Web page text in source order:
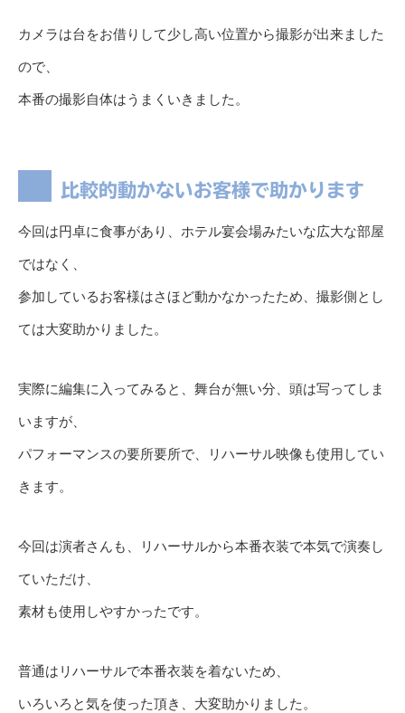
カメラは台をお借りして少し高い位置から撮影が出来ました
ので、
本番の撮影自体はうまくいきました。
比較的動かないお客様で助かります
今回は円卓に食事があり、ホテル宴会場みたいな広大な部屋
ではなく、
参加しているお客様はさほど動かなかったため、撮影側とし
ては大変助かりました。
実際に編集に入ってみると、舞台が無い分、頭は写ってしま
いますが、
パフォーマンスの要所要所で、リハーサル映像も使用してい
きます。
今回は演者さんも、リハーサルから本番衣装で本気で演奏し
ていただけ、
素材も使用しやすかったです。
普通はリハーサルで本番衣装を着ないため、
いろいろと気を使った頂き、大変助かりました。